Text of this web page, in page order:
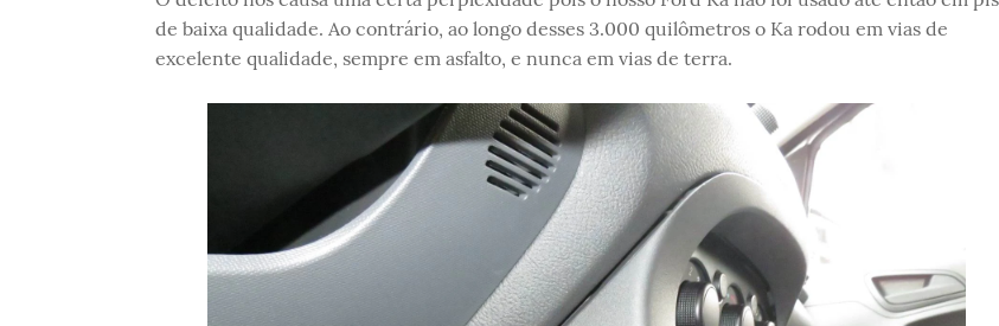
de baixa qualidade. Ao contrário, ao longo desses 3.000 quilômetros o Ka rodou em vias de
excelente qualidade, sempre em asfalto, e nunca em vias de terra.